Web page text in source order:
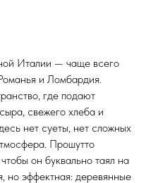
Италии — чаще всего
и Ломбардия.
где подают
свежего хлеба и
нет суеты, нет сложных
Прошутто
он буквально таял на
но эффектная: деревянные